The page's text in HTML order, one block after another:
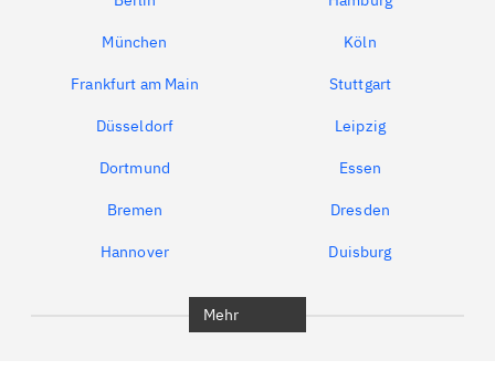
München Köln
Frankfurt am Main Stuttgart
Düsseldorf Leipzig
Dortmund Essen
Bremen Dresden
Hannover Duisburg
Mehr